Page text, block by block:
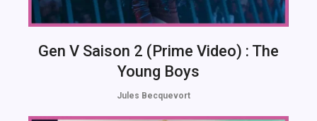
Gen V Saison 2 (Prime Video) : The
Young Boys
Jules Becquevort